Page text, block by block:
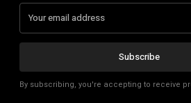
Subscribe
By subscribing, you're accepting to receive